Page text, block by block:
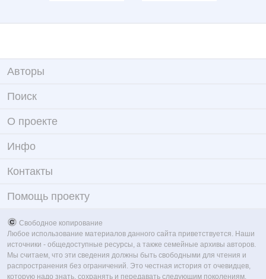
Авторы
Поиск
О проекте
Инфо
Контакты
Помощь проекту
Свободное копирование
Любое использование материалов данного сайта приветствуется. Наши
источники - общедоступные ресурсы, а также семейные архивы авторов.
Мы считаем, что эти сведения должны быть свободными для чтения и
распространения без ограничений. Это честная история от очевидцев,
которую надо знать, сохранять и передавать следующим поколениям.